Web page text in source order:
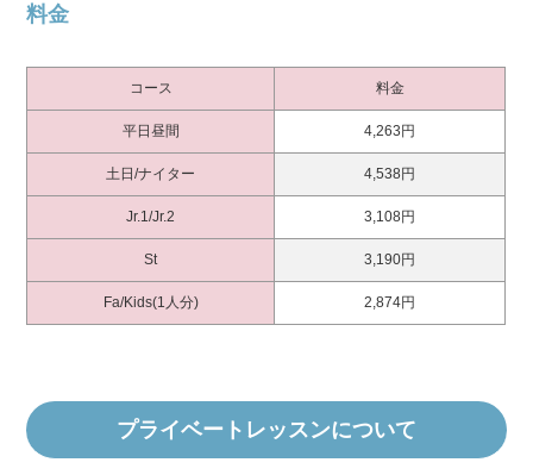
料金
コース 料金
平日昼間 4,263円
土日/ナイター 4,538円
Jr.1/Jr.2 3,108円
St 3,190円
Fa/Kids(1人分) 2,874円
プライベートレッスンについて